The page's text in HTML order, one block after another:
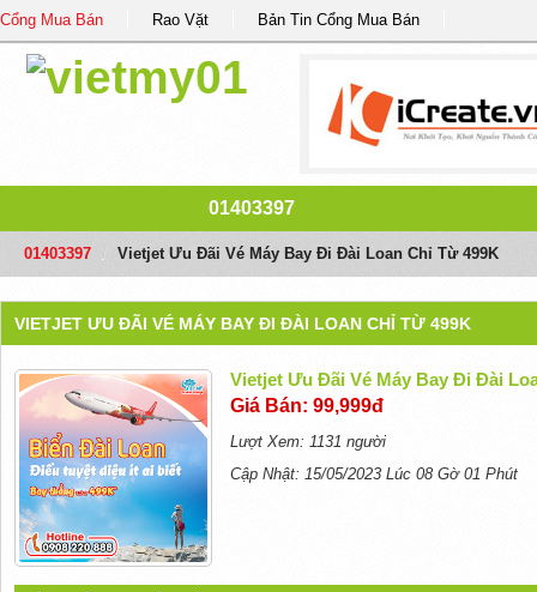
Cổng Mua Bán Rao Vặt Bản Tin Cổng Mua Bán
01403397
01403397 Vietjet Ưu Đãi Vé Máy Bay Đi Đài Loan Chỉ Từ 499K
VIETJET ƯU ĐÃI VÉ MÁY BAY ĐI ĐÀI LOAN CHỈ TỪ 499K
Vietjet Ưu Đãi Vé Máy Bay Đi Đài
Giá Bán: 99,999đ
Lượt Xem: 1131 người
Cập Nhật: 15/05/2023 Lúc 08 Gờ 01 Phút